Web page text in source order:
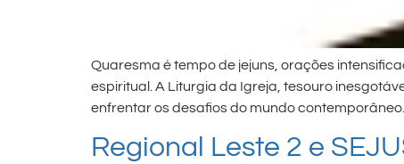
Quaresma é tempo de jejuns, orações
espiritual. A Liturgia da Igreja, tesouro
enfrentar os desafios do mundo
Regional Leste 2 e